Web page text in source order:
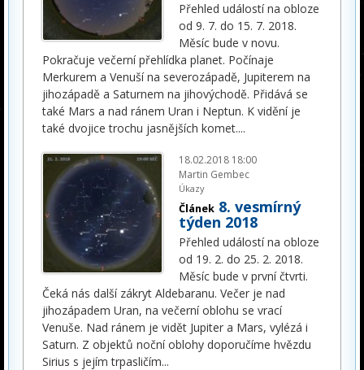
Přehled událostí na obloze
od 9. 7. do 15. 7. 2018.
Měsíc bude v novu.
Pokračuje večerní přehlídka planet. Počínaje
Merkurem a Venuší na severozápadě, Jupiterem na
jihozápadě a Saturnem na jihovýchodě. Přidává se
také Mars a nad ránem Uran i Neptun. K vidění je
také dvojice trochu jasnějších komet....
18.02.2018 18:00
Martin Gembec
Úkazy
Článek 8. vesmírný
týden 2018
Přehled událostí na obloze
od 19. 2. do 25. 2. 2018.
Měsíc bude v první čtvrti.
Čeká nás další zákryt Aldebaranu. Večer je nad
jihozápadem Uran, na večerní oblohu se vrací
Venuše. Nad ránem je vidět Jupiter a Mars, vylézá i
Saturn. Z objektů noční oblohy doporučíme hvězdu
Sirius s jejím trpasličím...